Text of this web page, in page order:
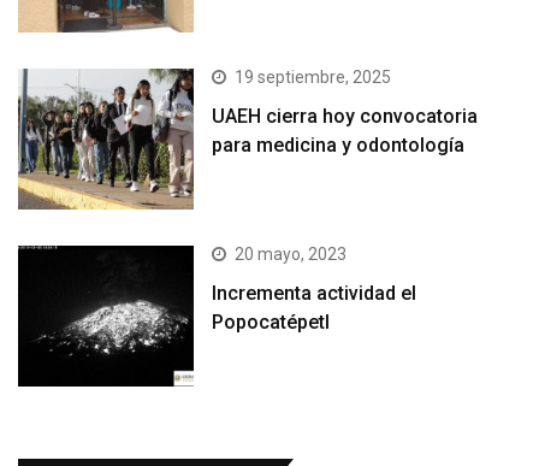
19 septiembre, 2025
UAEH cierra hoy convocatoria
para medicina y odontología
20 mayo, 2023
Incrementa actividad el
Popocatépetl